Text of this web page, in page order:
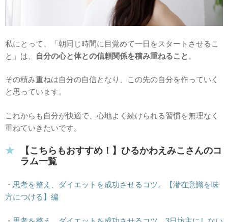
私にとって、「朝同じ時間に目覚めて一日をスタートさせるこ
と」は、
自分の心と体との信頼関係を積み重ねること 。
その積み重ねは自分の自信となり、この先の自分を作っていく
と思っています。
これからも自分が快適で、心地よく続けられる習慣を無理なく
重ねていきたいです。
【こちらもおすすめ！】ひるかわえみこさんのコ
ラム一覧
・ 思考を整え、ダイエットを成功させるコツ。【潜在意識を味
方につける】編